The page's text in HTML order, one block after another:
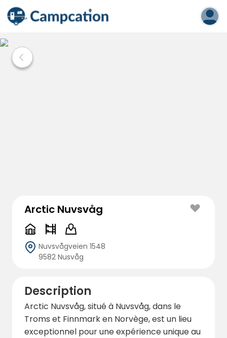
Arctic Nuvsvåg
Nuvsvågveien 1548
9582 Nusvåg
Description
Arctic Nuvsvåg, situé à Nuvsvåg, dans le
Troms et Finnmark en Norvège, est un lieu
exceptionnel pour une expérience unique au